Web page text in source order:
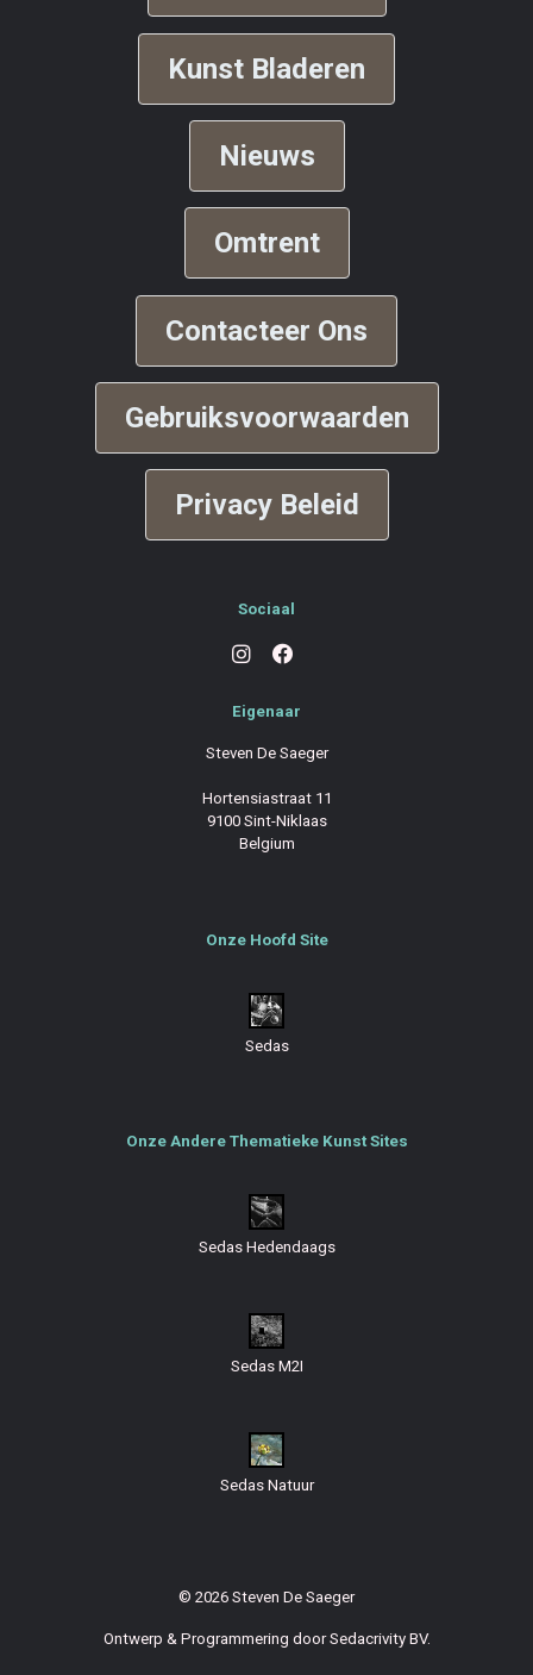
Kunst Bladeren
Nieuws
Omtrent
Contacteer Ons
Gebruiksvoorwaarden
Privacy Beleid
Sociaal
Eigenaar
Steven De Saeger
Hortensiastraat 11
9100 Sint-Niklaas
Belgium
Onze Hoofd Site
Sedas
Onze Andere Thematieke Kunst Sites
Sedas Hedendaags
Sedas M2I
Sedas Natuur
© 2026 Steven De Saeger
Ontwerp & Programmering doorSedacrivity BV.